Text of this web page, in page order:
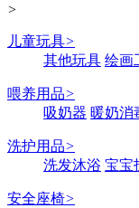
>
儿童玩具>
其他玩具 绘画
喂养用品>
吸奶器 暖奶消
洗护用品>
洗发沐浴 宝宝
安全座椅>